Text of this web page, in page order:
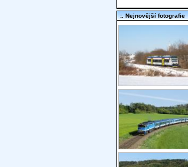
:. Nejnovější fotografie